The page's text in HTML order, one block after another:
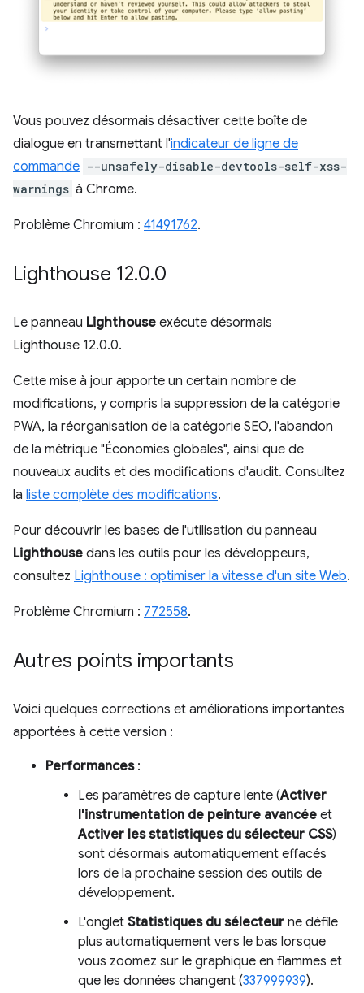
Vous pouvez désormais désactiver cette boîte de
dialogue en transmettant l'indicateur de ligne de
commande --unsafely-disable-devtools-self-xss-
warnings à Chrome.
Problème Chromium : 41491762.
Lighthouse 12.0.0
Le panneau Lighthouse exécute désormais
Lighthouse 12.0.0.
Cette mise à jour apporte un certain nombre de
modifications, y compris la suppression de la catégorie
PWA, la réorganisation de la catégorie SEO, l'abandon
de la métrique "Économies globales", ainsi que de
nouveaux audits et des modifications d'audit. Consultez
la liste complète des modifications.
Pour découvrir les bases de l'utilisation du panneau
Lighthouse dans les outils pour les développeurs,
consultez Lighthouse : optimiser la vitesse d'un site Web.
Problème Chromium : 772558.
Autres points importants
Voici quelques corrections et améliorations importantes
apportées à cette version :
Performances:
Les paramètres de capture lente (Activer
l'instrumentation de peinture avancée et
Activer les statistiques du sélecteur CSS)
sont désormais automatiquement effacés
lors de la prochaine session des outils de
développement.
L'onglet Statistiques du sélecteur ne défile
plus automatiquement vers le bas lorsque
vous zoomez sur le graphique en flammes et
que les données changent (337999939).